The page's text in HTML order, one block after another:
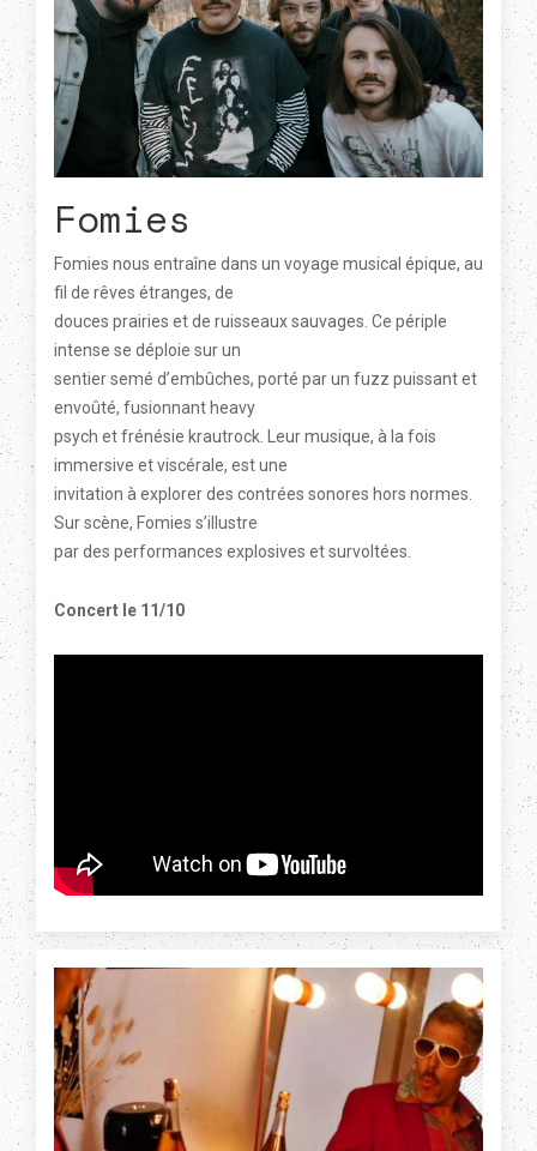
Fomies
Fomies nous entraîne dans un voyage musical épique, au
fil de rêves étranges, de
douces prairies et de ruisseaux sauvages. Ce périple
intense se déploie sur un
sentier semé d’embûches, porté par un fuzz puissant et
envoûté, fusionnant heavy
psych et frénésie krautrock. Leur musique, à la fois
immersive et viscérale, est une
invitation à explorer des contrées sonores hors normes.
Sur scène, Fomies s’illustre
par des performances explosives et survoltées.
Concert le 11/10